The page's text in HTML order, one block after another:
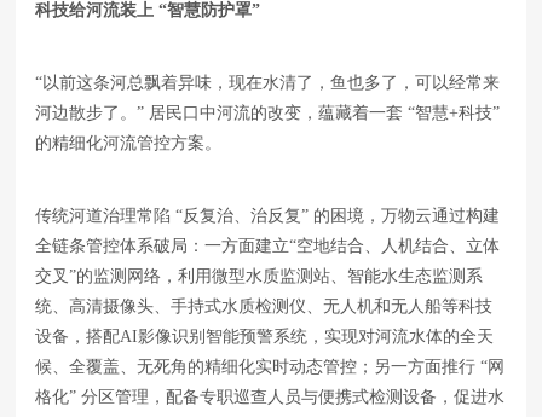
科技给河流装上 “智慧防护罩”
“以前这条河总飘着异味，现在水清了，鱼也多了，可以经常来
河边散步了。” 居民口中河流的改变，蕴藏着一套 “智慧+科技”
的精细化河流管控方案。
传统河道治理常陷 “反复治、治反复” 的困境，万物云通过构建
全链条管控体系破局：一方面建立“空地结合、人机结合、立体
交叉”的监测网络，利用微型水质监测站、智能水生态监测系
统、高清摄像头、手持式水质检测仪、无人机和无人船等科技
设备，搭配AI影像识别智能预警系统，实现对河流水体的全天
候、全覆盖、无死角的精细化实时动态管控；另一方面推行 “网
格化” 分区管理，配备专职巡查人员与便携式检测设备，促进水